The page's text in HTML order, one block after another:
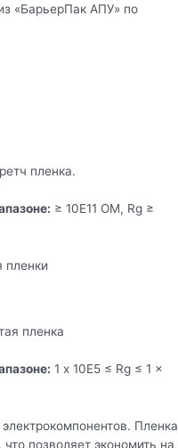
«БарьерПак АПУ» по
пленка.
≥ 10E11 ОМ, Rg ≥
пленки
пленка
1 x 10E5 ≤ Rg ≤ 1 x
Пленка
позволяет экономить на